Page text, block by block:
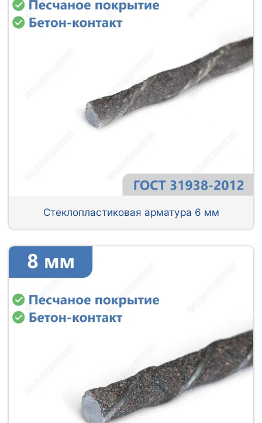
Стеклопластиковая арматура 6 мм